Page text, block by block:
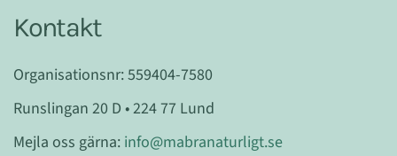
Kontakt
Organisationsnr: 559404-7580
Runslingan 20 D • 224 77 Lund
Mejla oss gärna: info@mabranaturligt.se